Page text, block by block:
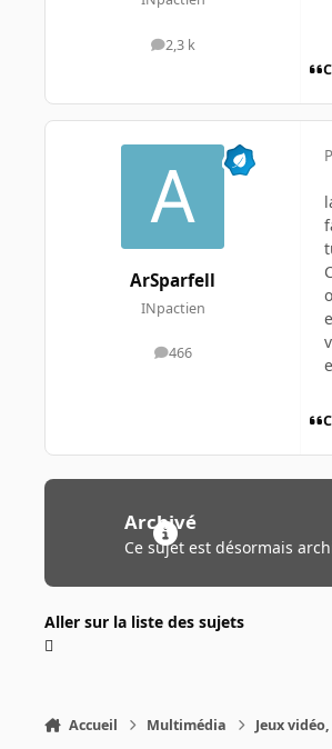
2,3 k
messages
ArSparfell
INpactien
466
messages
Archivé
Ce sujet est désormais
Aller sur la liste des sujets
Accueil Multimédia Jeux